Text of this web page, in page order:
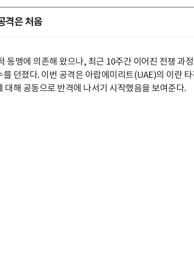
격은 처음
동맹에 의존해 왔으나, 최근 10주간 이어진 전쟁 과
던졌다. 이번 공격은 아랍에미리트(UAE)의 이란
대해 공동으로 반격에 나서기 시작했음을 보여준다.